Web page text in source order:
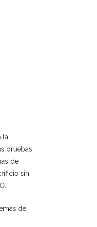
la
pruebas
de
sin
de